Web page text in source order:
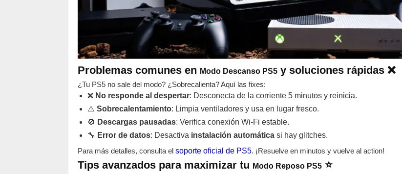
Problemas comunes en Modo Descanso PS5y soluciones rápidas ❌
¿Tu PS5 no sale del modo? ¿Sobrecalienta? Aquí las fixes:
❌ No responde al despertar: Desconecta de la corriente 5 minutos y reinicia.
⚠️ Sobrecalentamiento: Limpia ventiladores y usa en lugar fresco.
🚫 Descargas pausadas: Verifica conexión Wi-Fi estable.
🔧 Error de datos: Desactiva instalación automáticasi hay glitches.
Para más detalles, consulta el soporte oficial de PS5. ¡Resuelve en minutos y vuelve al action!
Tips avanzados para maximizar tu Modo Reposo PS5⭐